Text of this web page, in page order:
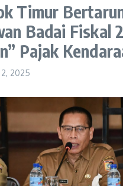
Timur
Badai Fiskal
Pajak
2025